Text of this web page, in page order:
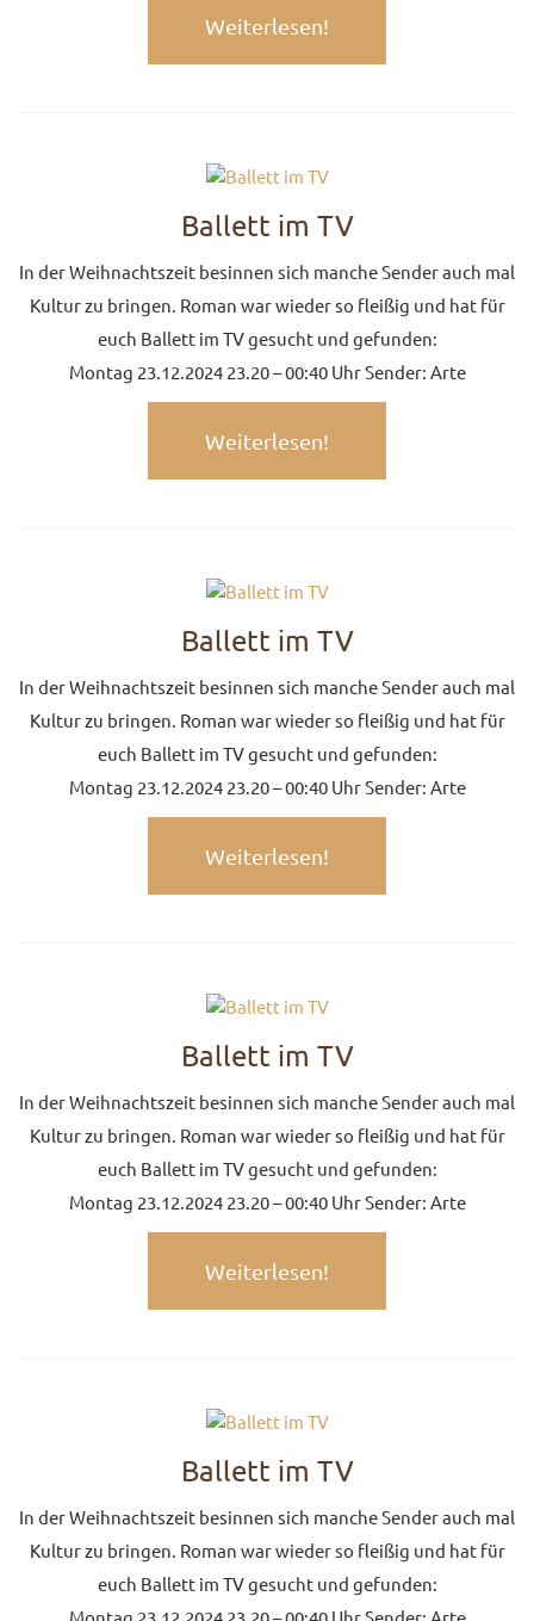
Weiterlesen!
Ballett im TV
In der Weihnachtszeit besinnen sich manche Sender auch mal
Kultur zu bringen. Roman war wieder so fleißig und hat für
euch Ballett im TV gesucht und gefunden:
Montag 23.12.2024 23.20 – 00:40 Uhr Sender: Arte
Weiterlesen!
Ballett im TV
In der Weihnachtszeit besinnen sich manche Sender auch mal
Kultur zu bringen. Roman war wieder so fleißig und hat für
euch Ballett im TV gesucht und gefunden:
Montag 23.12.2024 23.20 – 00:40 Uhr Sender: Arte
Weiterlesen!
Ballett im TV
In der Weihnachtszeit besinnen sich manche Sender auch mal
Kultur zu bringen. Roman war wieder so fleißig und hat für
euch Ballett im TV gesucht und gefunden:
Montag 23.12.2024 23.20 – 00:40 Uhr Sender: Arte
Weiterlesen!
Ballett im TV
In der Weihnachtszeit besinnen sich manche Sender auch mal
Kultur zu bringen. Roman war wieder so fleißig und hat für
euch Ballett im TV gesucht und gefunden: